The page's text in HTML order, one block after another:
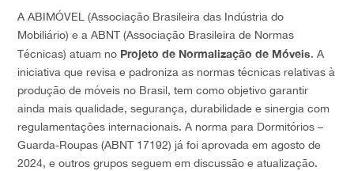
A ABIMÓVEL (Associação Brasileira das Indústria do
Mobiliário) e a ABNT (Associação Brasileira de Normas
Técnicas) atuam no Projeto de Normalização de Móveis. A
iniciativa que revisa e padroniza as normas técnicas relativas à
produção de móveis no Brasil, tem como objetivo garantir
ainda mais qualidade, segurança, durabilidade e sinergia com
regulamentações internacionais. A norma para Dormitórios –
Guarda-Roupas (ABNT 17192) já foi aprovada em agosto de
2024, e outros grupos seguem em discussão e atualização.